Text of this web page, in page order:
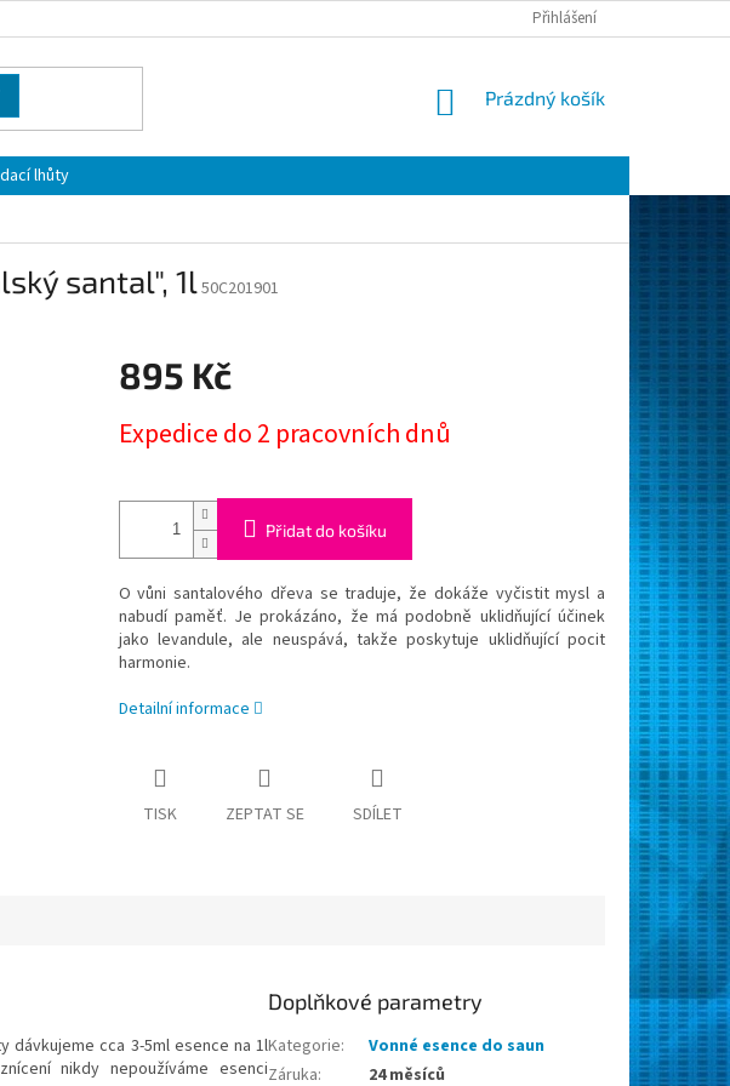
Přihlášení
NÁKUPNÍ
Prázdný košík
lhůty
santal", 1l50C201901
895 Kč
cena:
Expedice do 2 pracovních dnů
Přidat do košíku
O vůni santalového dřeva se traduje, že dokáže vyčistit mysl a
nabudí paměť. Je prokázáno, že má podobně uklidňující účinek
jako levan­dule, ale neuspává, takže poskytuje uklid­ňující pocit
harmonie.
Detailní informace
TISK ZEPTAT SE SDÍLET
dávkujeme cca 3-5ml esence na 1l
nikdy nepoužíváme esenci
Doplňkové parametry
Kategorie:
Vonné esence do saun
Záruka:
24 měsíců